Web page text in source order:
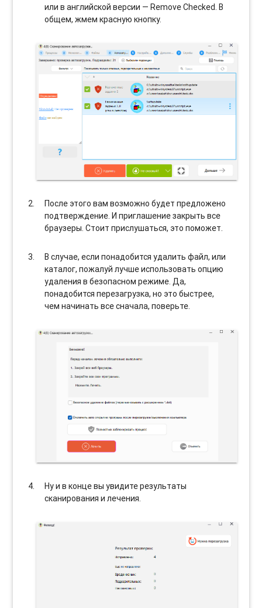
или в английской версии — Remove Checked. В
общем, жмем красную кнопку.
После этого вам возможно будет предложено
подтверждение. И приглашение закрыть все
браузеры. Стоит прислушаться, это поможет.
В случае, если понадобится удалить файл, или
каталог, пожалуй лучше использовать опцию
удаления в безопасном режиме. Да,
понадобится перезагрузка, но это быстрее,
чем начинать все сначала, поверьте.
Ну и в конце вы увидите результаты
сканирования и лечения.